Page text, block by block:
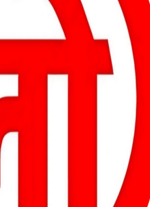
पर नियंत्रण बनाए रखने के उद्देश्य से
गया है। अब तक कुल 28 कुख्यात